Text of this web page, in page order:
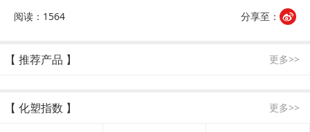
阅读：1564 分享至：
【 推荐产品 】 更多>>
【 化塑指数 】 更多>>